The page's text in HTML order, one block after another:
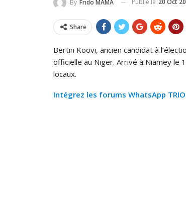
By Frido MAMA
Share
Bertin Koovi, ancien candidat à
officielle au Niger. Arrivé à Niamey
locaux.
Intégrez les forums WhatsApp